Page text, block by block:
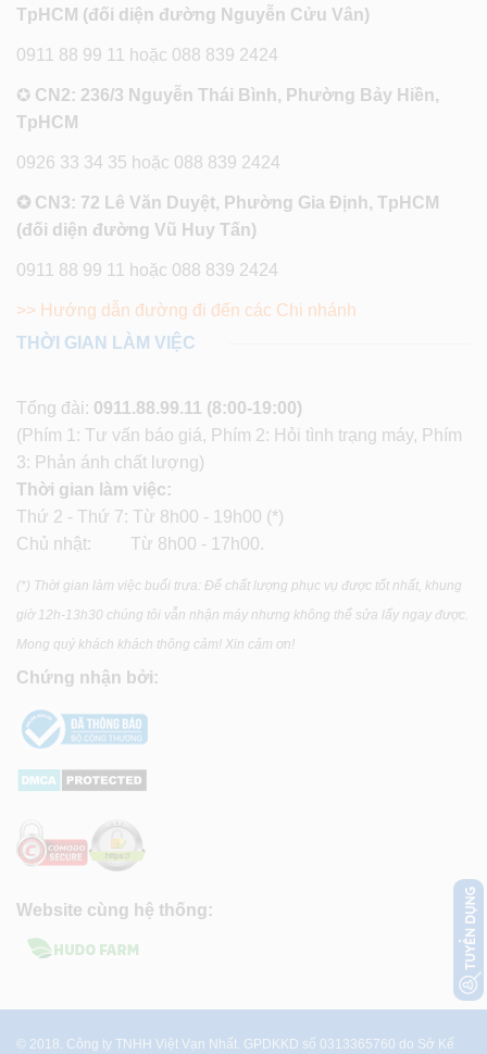
TpHCM (đối diện đường Nguyễn Cửu Vân)
0911 88 99 11 hoặc 088 839 2424
✪ CN2: 236/3 Nguyễn Thái Bình, Phường Bảy Hiền,
TpHCM
0926 33 34 35 hoặc 088 839 2424
✪ CN3: 72 Lê Văn Duyệt, Phường Gia Định, TpHCM
(đối diện đường Vũ Huy Tấn)
0911 88 99 11 hoặc 088 839 2424
>> Hướng dẫn đường đi đến các Chi nhánh
THỜI GIAN LÀM VIỆC
Tổng đài: 0911.88.99.11 (8:00-19:00)
(Phím 1: Tư vấn báo giá, Phím 2: Hỏi tình trạng máy, Phím
3: Phản ánh chất lượng)
Thời gian làm việc:
Thứ 2 - Thứ 7: Từ 8h00 - 19h00 (*)
Chủ nhật: Từ 8h00 - 17h00.
(*) Thời gian làm việc buổi trưa: Để chất lượng phục vụ được tốt nhất, khung
giờ 12h-13h30 chúng tôi vẫn nhận máy nhưng không thể sửa lấy ngay được.
Mong quý khách khách thông cảm! Xin cảm ơn!
Chứng nhận bởi:
Website cùng hệ thống:
© 2018. Công ty TNHH Việt Vạn Nhất. GPDKKD số 0313365760 do Sở Kế